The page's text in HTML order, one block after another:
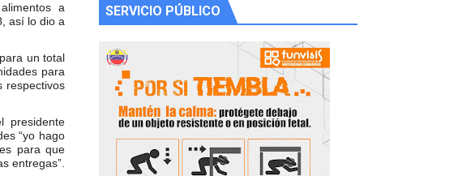
Perucho
Comunales de la Unacom
2026
alimentos a
así lo dio a
un total
para
respectivos
presidente
“yo hago
para que
entregas”.
SERVICIO PÚBLICO